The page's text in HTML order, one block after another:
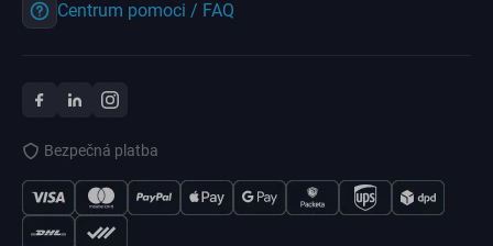
Centrum pomoci / FAQ
Bezpečná platba